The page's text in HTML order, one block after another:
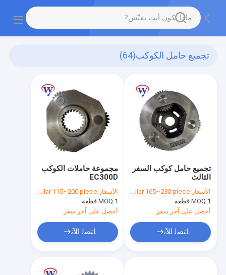
تجميع حامل الكوكب(64)
مجموعة حاملات الكوكب
EC300D
الأسعار:dollar 115~200 piece
MOQ:1 قطعة
أحصل على آخر سعر
ﺎﺘﺼﻟ ﺍﻶﻧ
تجميع حامل كوكب السفر
الثالث
الأسعار:dollar 165~230 piece
MOQ:1 قطعة
أحصل على آخر سعر
ﺎﺘﺼﻟ ﺍﻶﻧ